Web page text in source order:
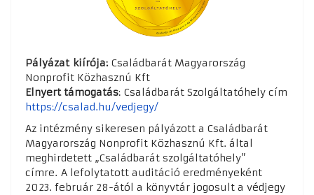
Pályázat kiírója: Családbarát Magyarország
Nonprofit Közhasznú Kft
Elnyert támogatás: Családbarát Szolgáltatóhely cím
https://csalad.hu/vedjegy/
Az intézmény sikeresen pályázott a Családbarát
Magyarország Nonprofit Közhasznú Kft. által
meghirdetett „Családbarát szolgáltatóhely”
címre. A lefolytatott auditáció eredményeként
2023. február 28-ától a könyvtár jogosult a védjegy